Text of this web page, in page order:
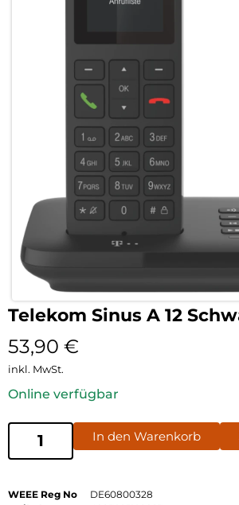
Telekom Sinus A 12
53,90 €
inkl. MwSt.
Online verfügbar
In den Warenkorb
WEEE Reg No
DE60800328